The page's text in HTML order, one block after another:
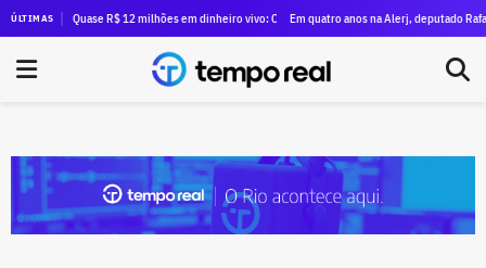
ÚLTIMAS
às mais de 100 famílias que ocuparam antigo prédio do Inmetro
Quase R$ 12 milhões em dinheiro vivo: Clébio Jacaré registra candidatura à Câmara
Em quatro anos na Alerj, deputado